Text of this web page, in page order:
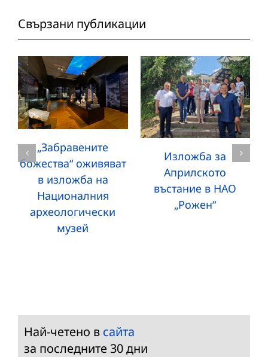
Свързани публикации
„Забравените
божества“ оживяват
в изложба на
Националния
археологически
музей
Изложба за
Априлското
въстание в НАО
„Рожен“
Най-четено в сайта
за последните 30 дни